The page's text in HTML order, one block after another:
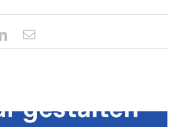
LinkedIn
E-
Mail